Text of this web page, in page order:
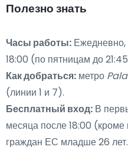
Полезно знать
Часы работы: Ежедневно,
18:00 (по пятницам до
Как добраться: метро
(линии 1 и 7).
Бесплатный вход: В
месяца после 18:00
граждан ЕС младше 26 лет.